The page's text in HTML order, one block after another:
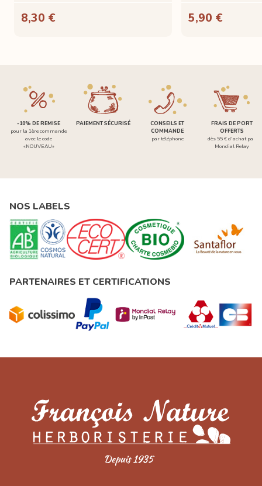
8,30 € 5,90 €
-10% DE REMISE
pour la 1ère commande
avec le code
«NOUVEAU»
PAIEMENT SÉCURISÉ
CONSEILS ET
COMMANDE
par téléphone
FRAIS DE PORT
OFFERTS
dès 55 € d'achat par
Mondial Relay
NOS LABELS
PARTENAIRES ET CERTIFICATIONS